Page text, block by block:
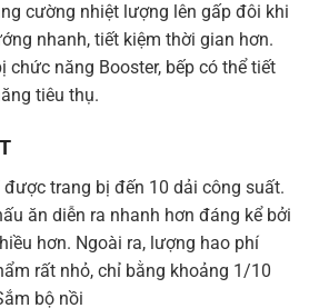
cường nhiệt lượng lên gấp đôi khi
nhanh, tiết kiệm thời gian hơn.
chức năng Booster, bếp có thể tiết
tiêu thụ.
trang bị đến 10 dải công suất.
ăn diễn ra nhanh hơn đáng kể bởi
hơn. Ngoài ra, lượng hao phí
rất nhỏ, chỉ bằng khoảng 1/10
bộ nồi